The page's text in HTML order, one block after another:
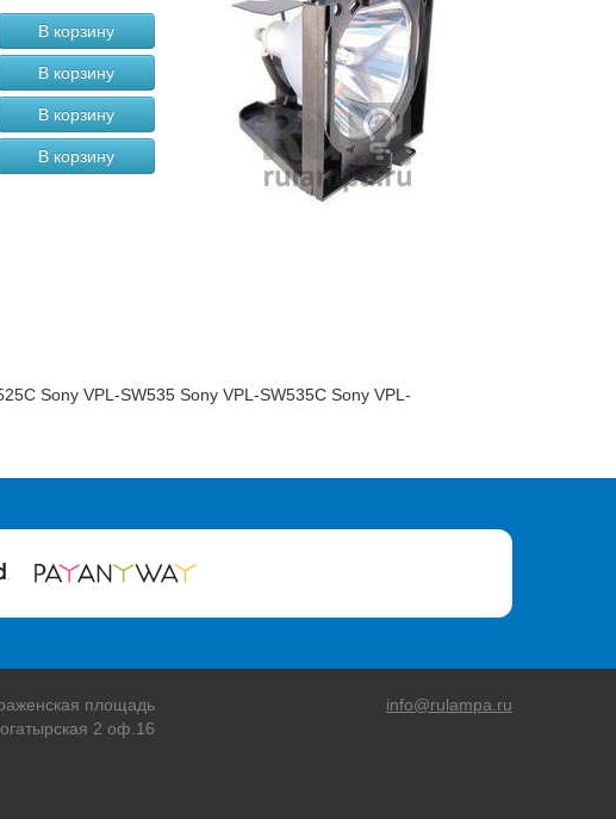
В корзину
В корзину
В корзину
В корзину
Sony VPL-SW535 Sony VPL-SW535C Sony VPL-
площадь
2 оф.16
info@rulampa.ru